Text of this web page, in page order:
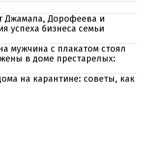
Джамала, Дорофеева и
успеха бизнеса семьи
мужчина с плакатом стоял
в доме престарелых:
на карантине: советы, как